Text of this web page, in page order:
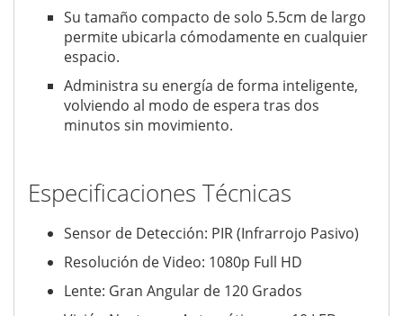
Su tamaño compacto de solo 5.5cm de largo
permite ubicarla cómodamente en cualquier
espacio.
Administra su energía de forma inteligente,
volviendo al modo de espera tras dos
minutos sin movimiento.
Especificaciones Técnicas
Sensor de Detección: PIR (Infrarrojo Pasivo)
Resolución de Video: 1080p Full HD
Lente: Gran Angular de 120 Grados